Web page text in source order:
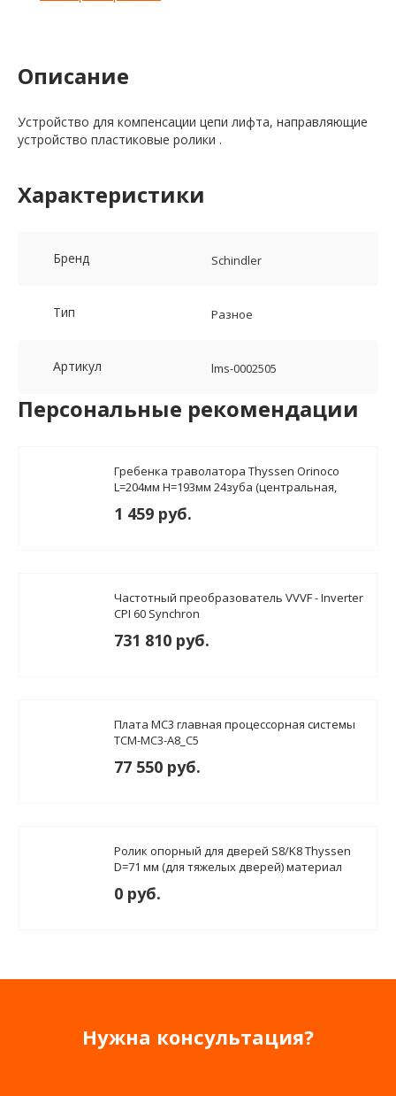
Описание
Устройство для компенсации цепи лифта, направляющие
устройство пластиковые ролики .
Характеристики
Бренд Schindler
Тип Разное
Артикул lms-0002505
Персональные рекомендации
Гребенка траволатора Thyssen Orinoco
L=204мм H=193мм 24зуба (центральная,
1 459 руб.
Частотный преобразователь VVVF - Inverter
CPI 60 Synchron
731 810 руб.
Плата MC3 главная процессорная системы
TCM-MC3-A8_C5
77 550 руб.
Ролик опорный для дверей S8/K8 Thyssen
D=71 мм (для тяжелых дверей) материал
0 руб.
Нужна консультация?